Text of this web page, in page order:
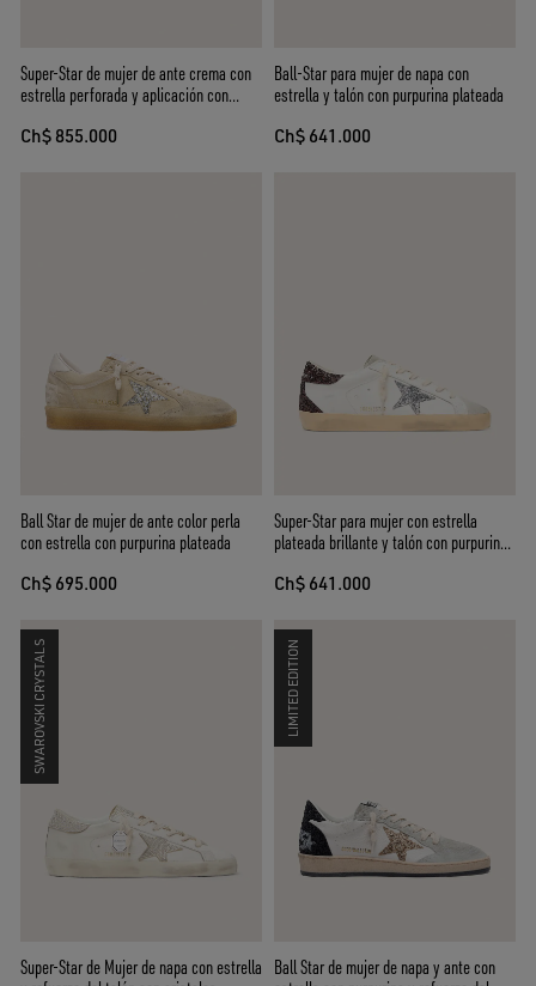
Super-Star de mujer de ante crema con
estrella perforada y aplicación con
Ch$ 855.000
Ball-Star para mujer de napa con
estrella y talón con purpurina plateada
Ch$ 641.000
Ball Star de mujer de ante color perla
con estrella con purpurina plateada
Ch$ 695.000
Super-Star para mujer con estrella
plateada brillante y talón con purpurina
Ch$ 641.000
SWAROVSKI CRYSTALS
Super-Star de Mujer de napa con estrella
LIMITED EDITION
Ball Star de mujer de napa y ante con